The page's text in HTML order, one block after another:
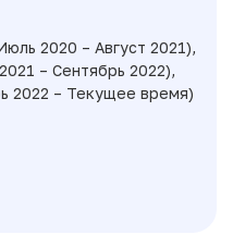
2020 – Август 2021),
– Сентябрь 2022),
2022 – Текущее время)